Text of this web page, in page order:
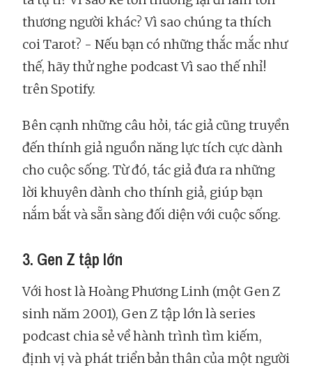
thương người khác? Vì sao chúng ta thích
coi Tarot? - Nếu bạn có những thắc mắc như
thế, hãy thử nghe podcast Vì sao thế nhỉ!
trên Spotify.
Bên cạnh những câu hỏi, tác giả cũng truyền
đến thính giả nguồn năng lực tích cực dành
cho cuộc sống. Từ đó, tác giả đưa ra những
lời khuyên dành cho thính giả, giúp bạn
nắm bắt và sẵn sàng đối diện với cuộc sống.
3. Gen Z tập lớn
Với host là Hoàng Phương Linh (một Gen Z
sinh năm 2001), Gen Z tập lớn là series
podcast chia sẻ về hành trình tìm kiếm,
định vị và phát triển bản thân của một người